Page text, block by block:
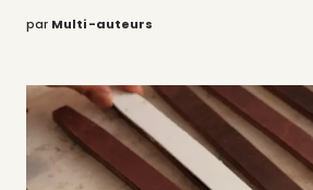
par Multi -auteurs